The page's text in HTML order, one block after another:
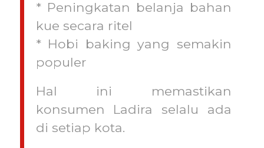
* Peningkatan belanja bahan
kue secara ritel
* Hobi baking yang semakin
populer
Hal ini memastikan
konsumen Ladira selalu ada
di setiap kota.